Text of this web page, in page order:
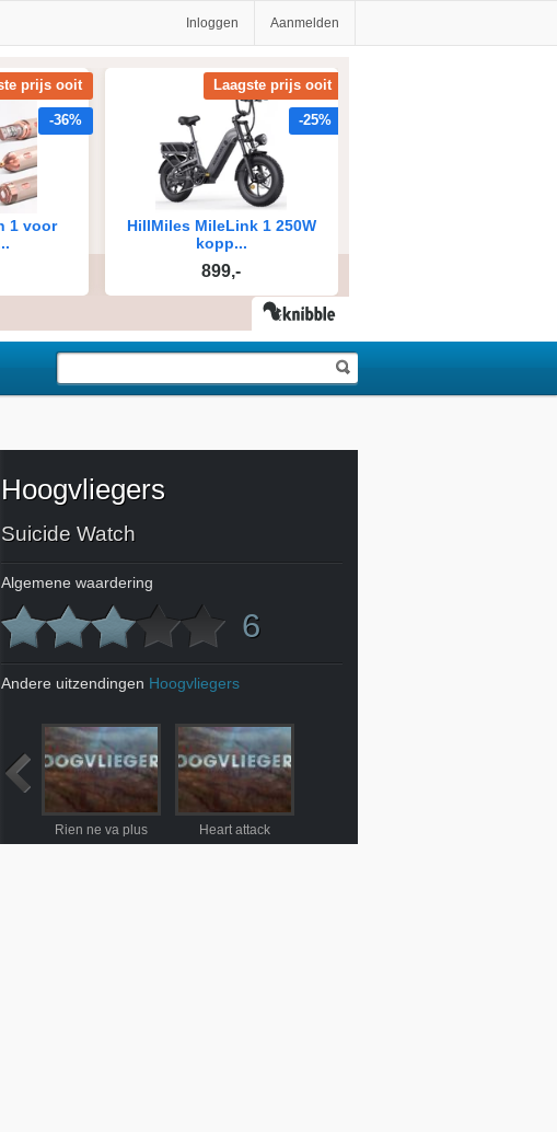
Inloggen Aanmelden
Hoogvliegers
Suicide Watch
Algemene waardering
6
Andere uitzendingen Hoogvliegers
Rien ne va plus Heart attack